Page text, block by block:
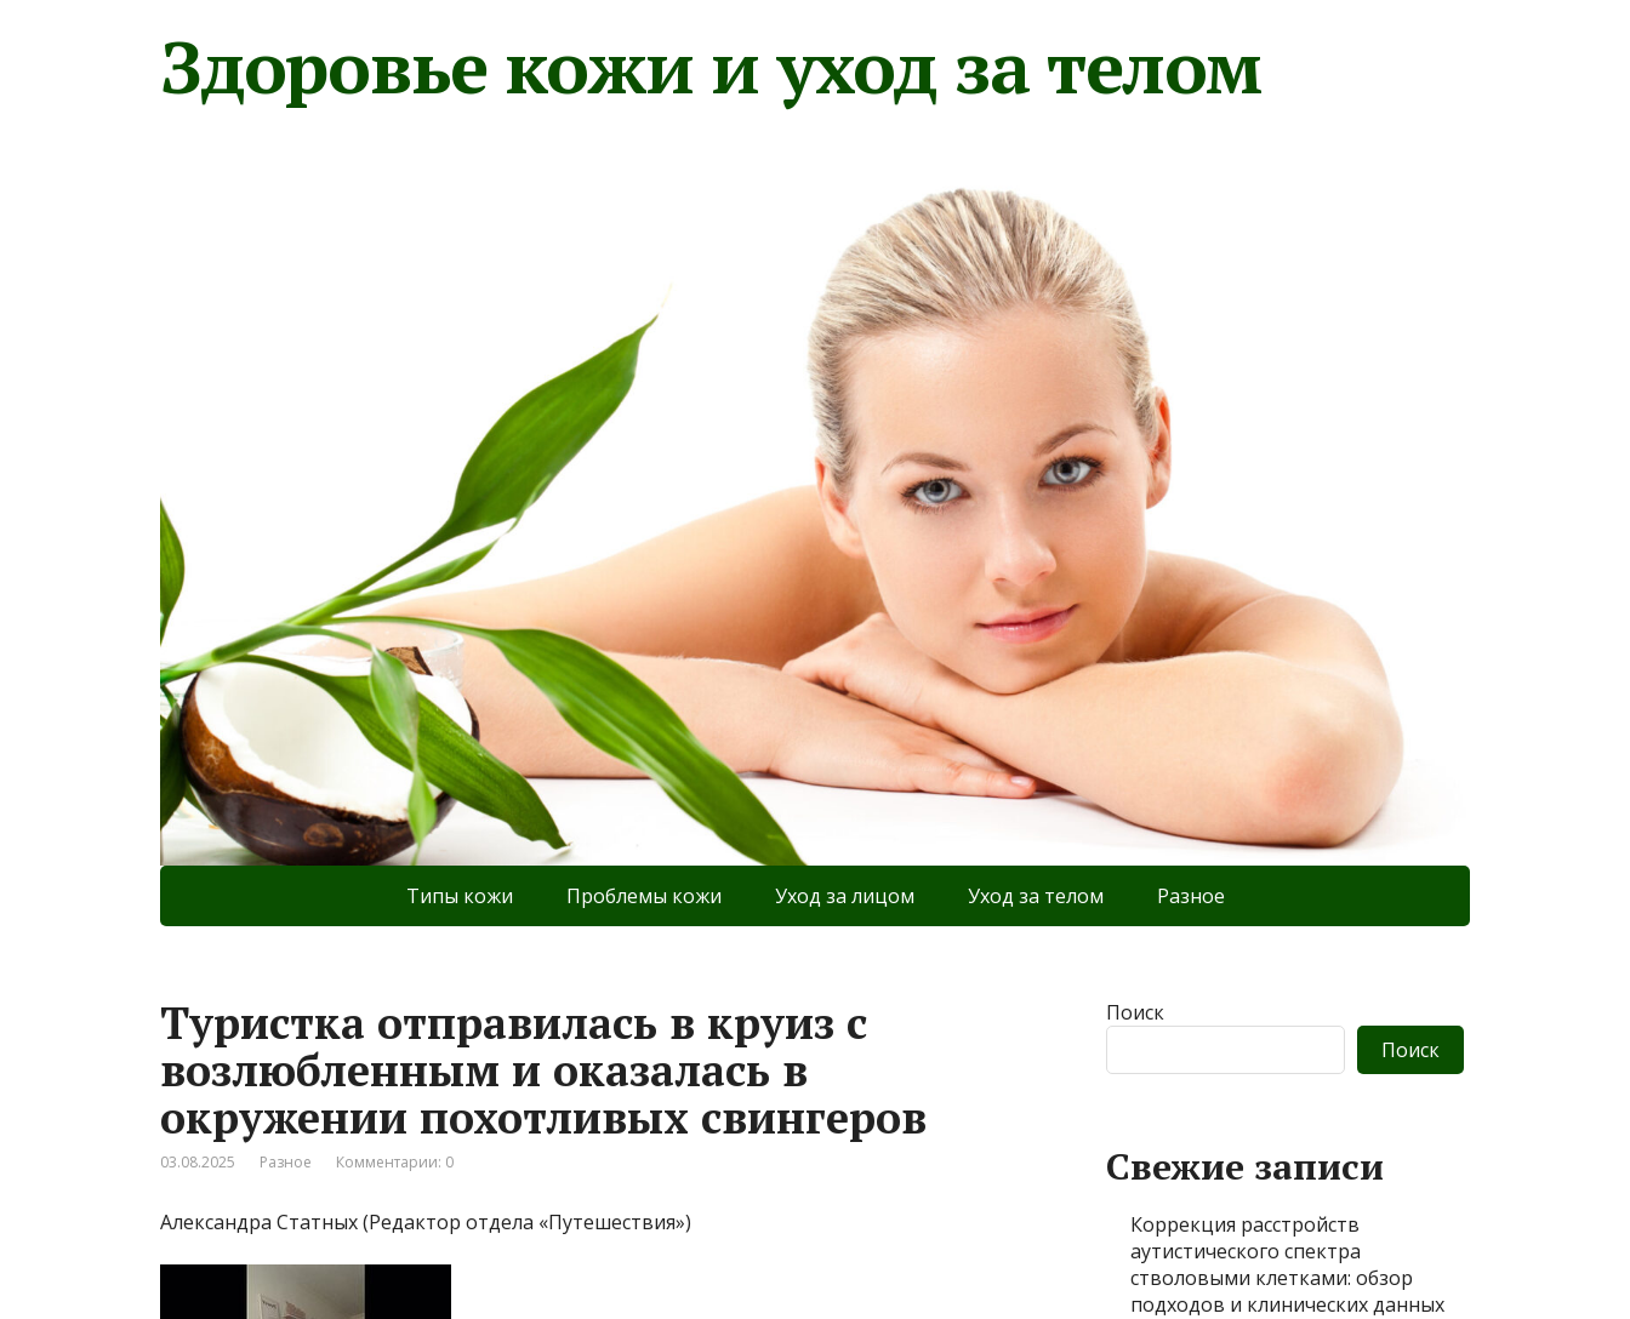
Здоровье кожи и уход за телом
Типы кожи Проблемы кожи Уход за лицом Уход за телом Разное
Туристка отправилась в круиз с
возлюбленным и оказалась в
окружении похотливых свингеров
03.08.2025 Разное Комментарии: 0
Александра Статных (Редактор отдела «Путешествия»)
Поиск
Поиск
Свежие записи
Коррекция расстройств
аутистического спектра
стволовыми клетками: обзор
подходов и клинических данных